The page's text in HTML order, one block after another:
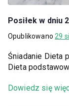
Posiłek w dniu
Opublikowano29
Śniadanie Dieta
Dieta
Dowiedz się